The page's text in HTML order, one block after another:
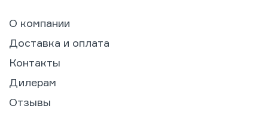
О компании
Доставка и оплата
Контакты
Дилерам
Отзывы